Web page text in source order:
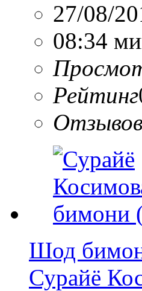
27/08/
08:34
Рейтинг
Шод
Сурайё